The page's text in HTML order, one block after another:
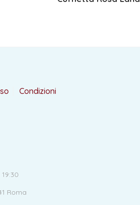
Condizioni
Roma